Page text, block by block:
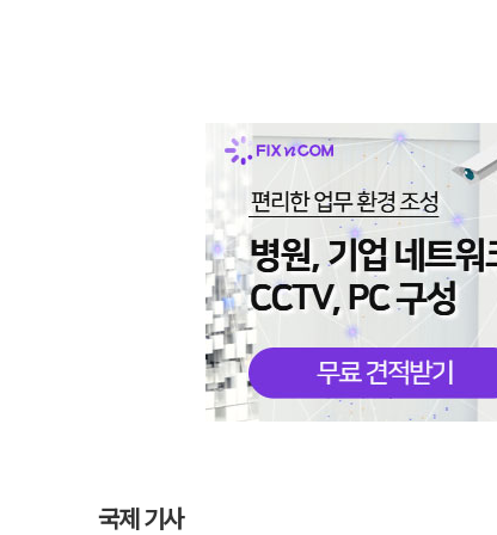
국제 기사